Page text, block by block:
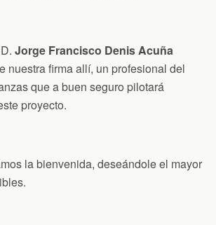
Jorge Francisco Denis Acuña
nuestra firma allí, un profesional del
que a buen seguro pilotará
proyecto.
la bienvenida, deseándole el mayor